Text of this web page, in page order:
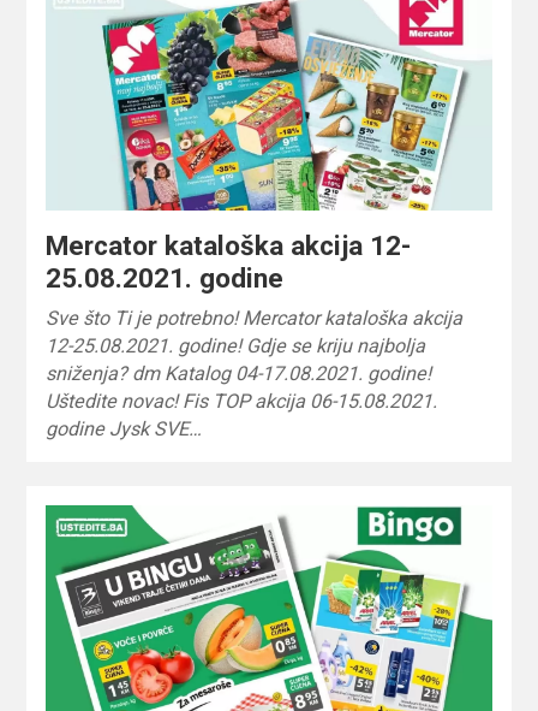
Mercator kataloška akcija 12-
25.08.2021. godine
Sve što Ti je potrebno! Mercator kataloška akcija
12-25.08.2021. godine! Gdje se kriju najbolja
sniženja? dm Katalog 04-17.08.2021. godine!
Uštedite novac! Fis TOP akcija 06-15.08.2021.
godine Jysk SVE…